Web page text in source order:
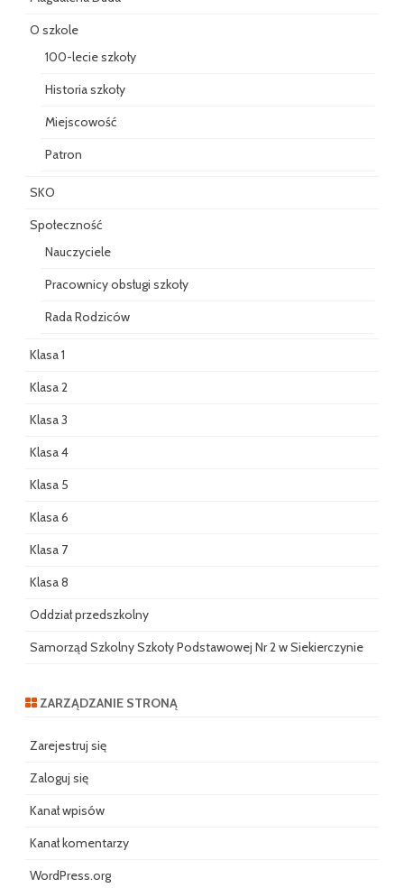
O szkole
100-lecie szkoły
Historia szkoły
Miejscowość
Patron
SKO
Społeczność
Nauczyciele
Pracownicy obsługi szkoły
Rada Rodziców
Klasa 1
Klasa 2
Klasa 3
Klasa 4
Klasa 5
Klasa 6
Klasa 7
Klasa 8
Oddział przedszkolny
Samorząd Szkolny Szkoły Podstawowej Nr 2 w Siekierczynie
ZARZĄDZANIE STRONĄ
Zarejestruj się
Zaloguj się
Kanał wpisów
Kanał komentarzy
WordPress.org